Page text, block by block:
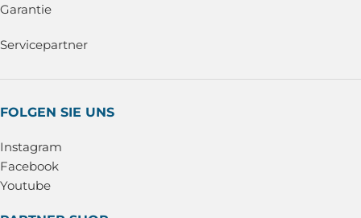
Garantie
Servicepartner
FOLGEN SIE UNS
Instagram
Facebook
Youtube